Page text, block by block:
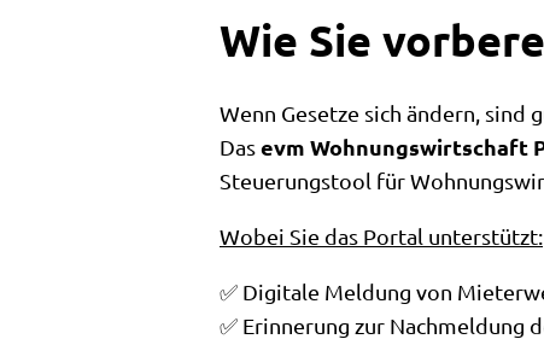
Wie Sie
Wenn Gesetze sich ändern, sind
Dasevm Wohnungswirtschaft
Steuerungstool für
Wobei Sie das Portal unterstützt:
✅ Digitale Meldung von
✅ Erinnerung zur Nachmeldung